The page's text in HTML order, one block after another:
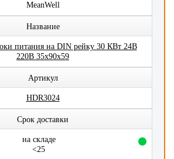
MeanWell
Название
питания на DIN рейку 30 КВт 24В
220В 35x90x59
Артикул
HDR3024
Срок доставки
на складе
<25